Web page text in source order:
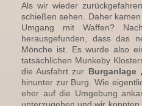
Als wir wieder
schießen sehen. Daher
Umgang mit Waffen?
herausgefunden, dass das
Mönche ist. Es wurde also
tatsächlichen Munkeby
die Ausfahrt zur Burganlage
hinunter zur Burg. Wie
eher auf die Umgebung